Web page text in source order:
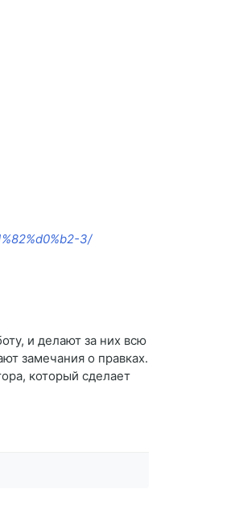
3/
и делают за них всю
замечания о правках.
который сделает